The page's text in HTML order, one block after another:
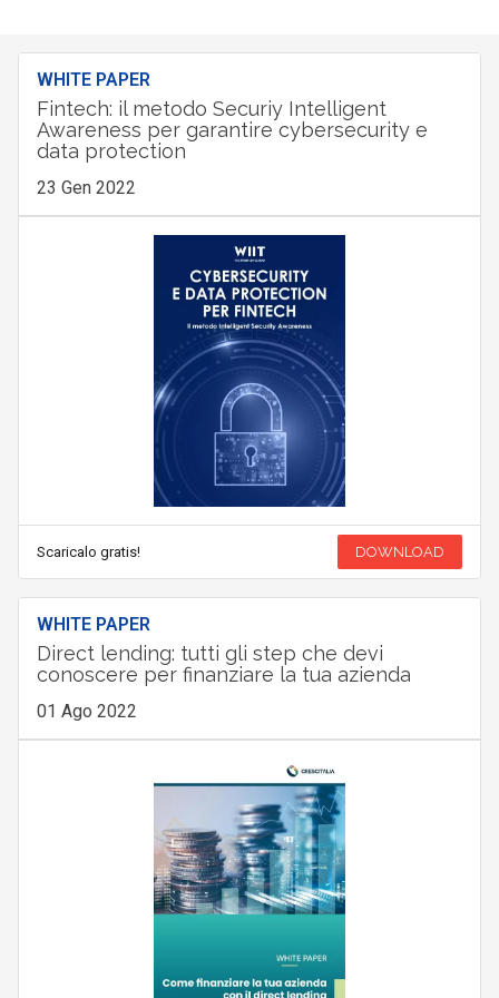
WHITE PAPER
Fintech: il metodo Securiy Intelligent
Awareness per garantire cybersecurity e
data protection
23 Gen 2022
Scaricalo gratis! DOWNLOAD
WHITE PAPER
Direct lending: tutti gli step che devi
conoscere per finanziare la tua azienda
01 Ago 2022